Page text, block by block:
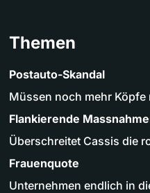
Themen
Postauto-Skandal
Müssen noch mehr Köpfe
Flankierende
Überschreitet Cassis die
Frauenquote
Unternehmen endlich in